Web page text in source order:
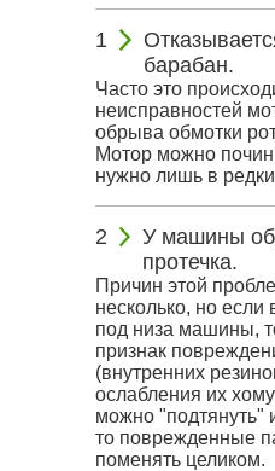
барабан.
Часто это
неисправностей
обрыва обмотки
Мотор можно
нужно лишь в
У машины
протечка.
Причин этой
несколько, но если
под низа машины,
признак
(внутренних
ослабления их
можно "подтянуть"
то поврежденные
поменять целиком.